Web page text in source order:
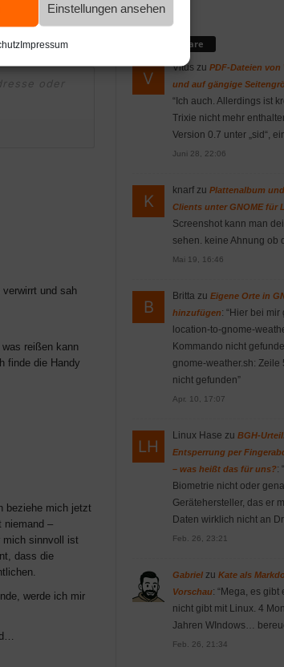
Einstellungen ansehen
Impressum
verwirrt und sah
reißen kann
finde die Handy
beziehe mich jetzt
niemand –
mich sinnvoll ist
dass die
werde ich mir
Kommentare
Vituszu PDF-Dateien von
und auf gängige
“Ich auch. Allerdings ist
Trixie nicht mehr
Version 0.7 unter „sid“,
Juni 28, 22:06
knarfzu Plattenalbum
Clients unter GNOME für
Screenshot kann man
sehen. keine Ahnung ob
Mai 19, 16:46
Britta zu Eigene Orte in
hinzufügen: “Hier bei mir
location-to-gnome-
Kommando nicht
gnome-weather.sh: Zeile
nicht gefunden”
Apr. 10, 17:07
Linux Hase zu BGH-
Entsperrung per
– was heißt das für uns?: “
Biometrie nicht oder
Gerätehersteller, das er
Daten wirklich nicht an
Feb. 26, 23:21
Gabrielzu Kate als
Vorschau: “Mega, es gibt
nicht gibt mit Linux. 4
Jahren WIndows…
Feb. 26, 21:34